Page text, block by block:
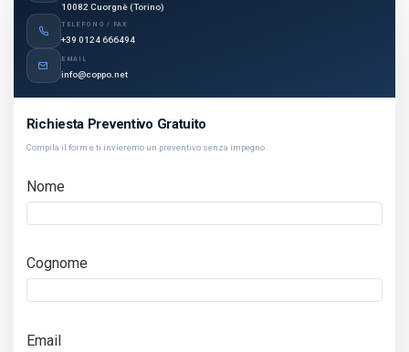
10082 Cuorgnè (Torino)
TELEFONO / FAX
+39 0124 666494
EMAIL
info@coppo.net
Richiesta Preventivo Gratuito
Compila il form e ti invieremo un preventivo senza impegno.
Nome
Cognome
Email